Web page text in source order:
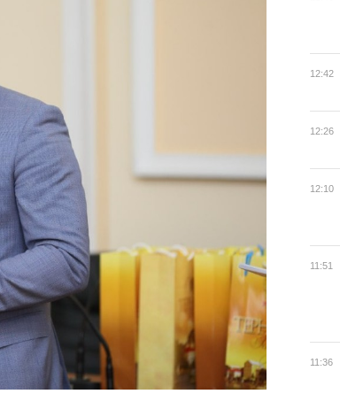
12:42
12:26
12:10
11:51
11:36